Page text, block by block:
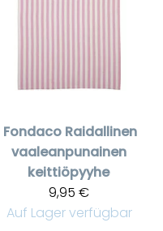
Fondaco Raidallinen
vaaleanpunainen
keittiöpyyhe
9,95 €
Auf Lager verfügbar